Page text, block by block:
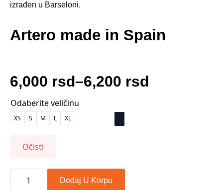
izrađen u Barseloni.
Artero made in Spain
6,000 rsd–6,200 rsd
Raspon
cena:
od
6,000 rsd
6,200 rsd
Odaberite veličinu
XS S M L XL
Očisti
Artero
uniforma Dodaj U Korpu